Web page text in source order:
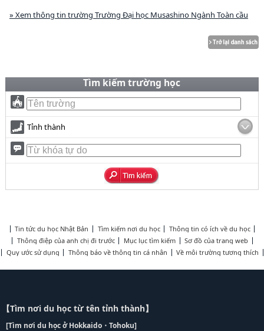
» Xem thông tin trường Trường Đại học Musashino Ngành Toàn cầu
Tìm kiếm trường học
Tỉnh thành
Tin tức du học Nhật Bản Tìm kiếm nơi du học
Thông tin có ích về du học
Thông điệp của anh chị đi trước
Mục lục tìm kiếm
Sơ đồ của trang web
Quy ước sử dụng
Thông báo về thông tin cá nhân Về môi trường tương thích
【Tìm nơi du học từ tên tỉnh thành】
[Tìm nơi du học ở Hokkaido・Tohoku]